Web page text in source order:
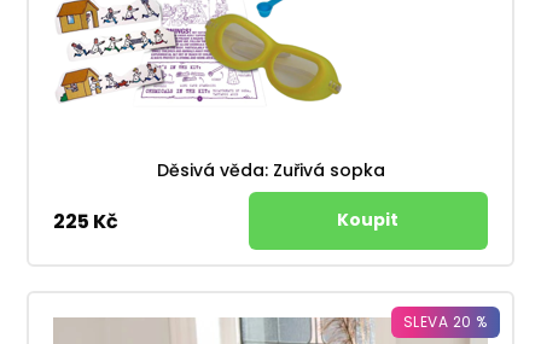
Děsivá věda: Zuřivá sopka
225 Kč
SLEVA 20 %